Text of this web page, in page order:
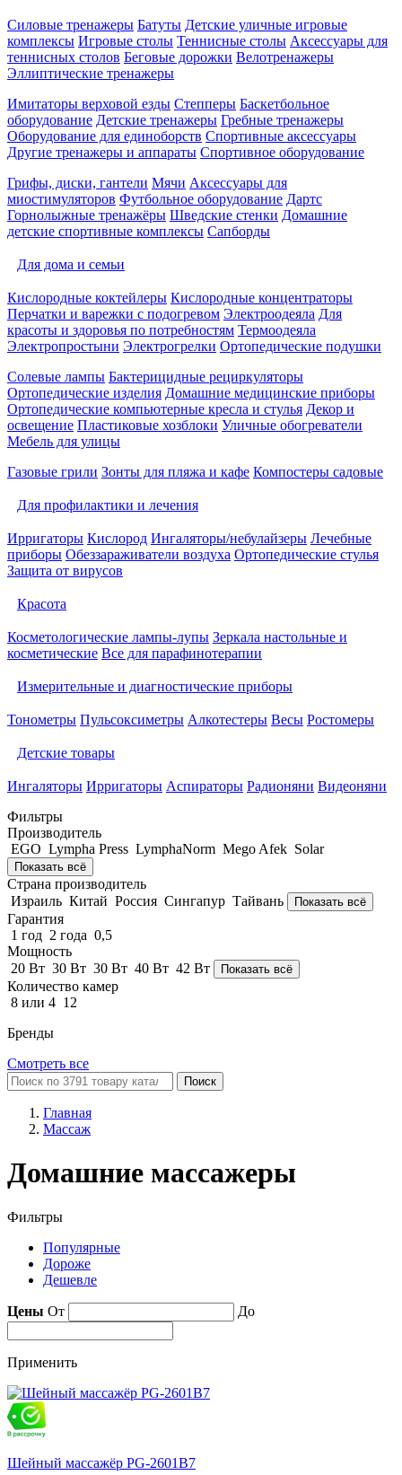
Силовые тренажеры Батуты Детские уличные игровые
комплексы Игровые столы Теннисные столы Аксессуары для
теннисных столов Беговые дорожки Велотренажеры
Эллиптические тренажеры
Имитаторы верховой езды Степперы Баскетбольное
оборудование Детские тренажеры Гребные тренажеры
Оборудование для единоборств Спортивные аксессуары
Другие тренажеры и аппараты Спортивное оборудование
Грифы, диски, гантели Мячи Аксессуары для
миостимуляторов Футбольное оборудование Дартс
Горнолыжные тренажёры Шведские стенки Домашние
детские спортивные комплексы Сапборды
Для дома и семьи
Кислородные коктейлеры Кислородные концентраторы
Перчатки и варежки с подогревом Электроодеяла Для
красоты и здоровья по потребностям Термоодеяла
Электропростыни Электрогрелки Ортопедические подушки
Солевые лампы Бактерицидные рециркуляторы
Ортопедические изделия Домашние медицинские приборы
Ортопедические компьютерные кресла и стулья Декор и
освещение Пластиковые хозблоки Уличные обогреватели
Мебель для улицы
Газовые грили Зонты для пляжа и кафе Компостеры садовые
Для профилактики и лечения
Ирригаторы Кислород Ингаляторы/небулайзеры Лечебные
приборы Обеззараживатели воздуха Ортопедические стулья
Защита от вирусов
Красота
Косметологические лампы-лупы Зеркала настольные и
косметические Все для парафинотерапии
Измерительные и диагностические приборы
Тонометры Пульсоксиметры Алкотестеры Весы Ростомеры
Детские товары
Ингаляторы Ирригаторы Аспираторы Радионяни Видеоняни
Фильтры
Производитель
EGO Lympha Рress LymphaNorm Mego Afek Solar
Показать всё
Страна производитель
Израиль Китай Россия Сингапур Тайвань Показать всё
Гарантия
1 год 2 года 0,5
Мощность
20 Вт 30 Вт 30 Вт 40 Вт 42 Вт Показать всё
Количество камер
8 или 4 12
Бренды
Смотреть все
Поиск
Главная
Массаж
Домашние массажеры
Фильтры
Популярные
Дороже
Дешевле
Цены От До
Применить
Шейный массажёр PG-2601B7